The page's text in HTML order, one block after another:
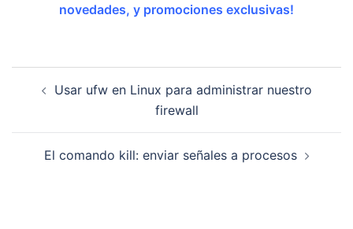
novedades, y promociones exclusivas!
Usar ufw en Linux para administrar nuestro
firewall
El comando kill: enviar señales a procesos